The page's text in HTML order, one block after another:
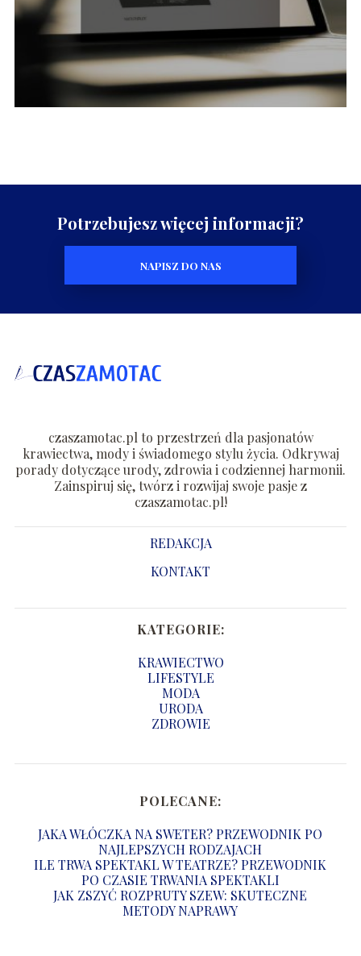
Potrzebujesz więcej informacji?
NAPISZ DO NAS
czaszamotac.pl to przestrzeń dla pasjonatów
krawiectwa, mody i świadomego stylu życia. Odkrywaj
porady dotyczące urody, zdrowia i codziennej harmonii.
Zainspiruj się, twórz i rozwijaj swoje pasje z
czaszamotac.pl!
REDAKCJA
KONTAKT
KATEGORIE:
KRAWIECTWO
LIFESTYLE
MODA
URODA
ZDROWIE
POLECANE:
JAKA WŁÓCZKA NA SWETER? PRZEWODNIK PO
NAJLEPSZYCH RODZAJACH
ILE TRWA SPEKTAKL W TEATRZE? PRZEWODNIK
PO CZASIE TRWANIA SPEKTAKLI
JAK ZSZYĆ ROZPRUTY SZEW: SKUTECZNE
METODY NAPRAWY